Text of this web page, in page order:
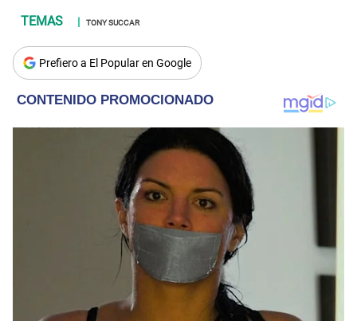
TONY SUCCAR
Prefiero a El Popular en Google